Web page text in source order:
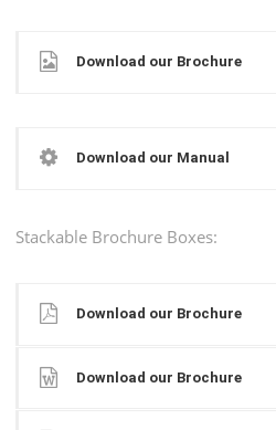
Download our Brochure
Download our Manual
Stackable Brochure Boxes:
Download our Brochure
Download our Brochure